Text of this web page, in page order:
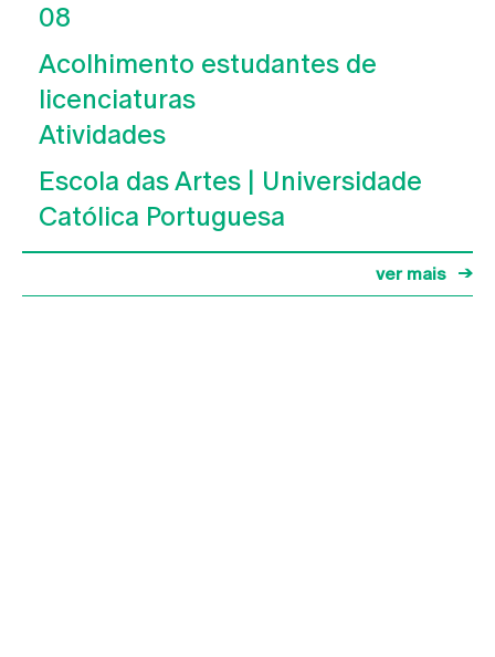
08
Acolhimento estudantes de
licenciaturas
Atividades
Escola das Artes | Universidade
Católica Portuguesa
ver mais